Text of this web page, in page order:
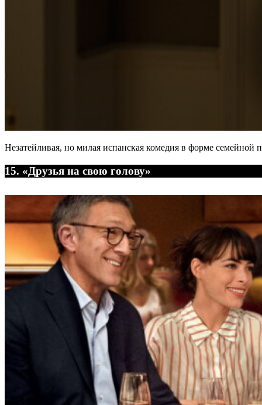
Незатейливая, но милая испанская комедия в форме
15. «Друзья на свою голову»